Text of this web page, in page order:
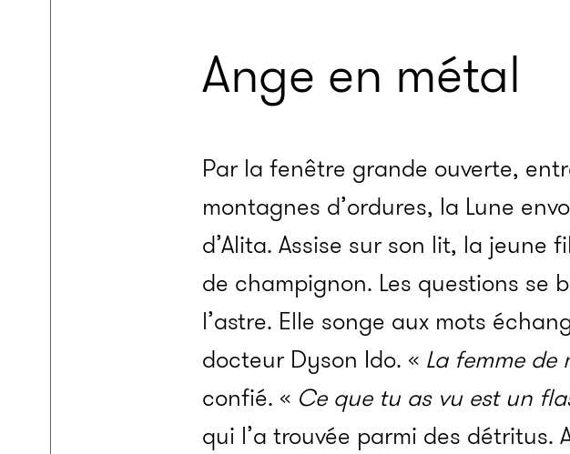
Ange en métal
Par la fenêtre grande ouverte,
montagnes d’ordures, la Lune
d’Alita. Assise sur son lit, la
de champignon. Les questions se
l’astre. Elle songe aux mots
docteur Dyson Ido. « La femme de
confié. « Ce que tu as vu est un
qui l’a trouvée parmi des